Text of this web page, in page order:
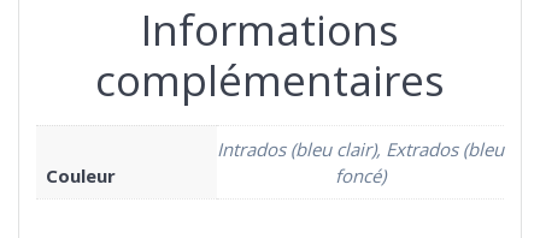
Informations
complémentaires
Couleur
Intrados (bleu clair), Extrados (bleu
foncé)